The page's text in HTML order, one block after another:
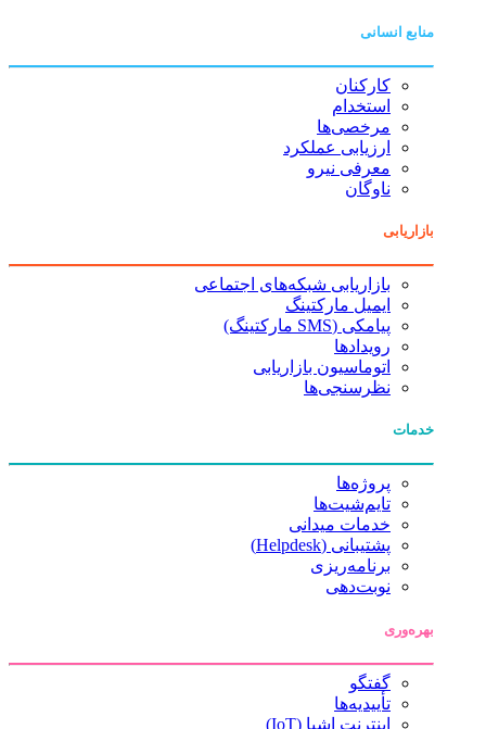
منابع انسانی
کارکنان
استخدام
مرخصی‌ها
ارزیابی عملکرد
معرفی نیرو
ناوگان
بازاریابی
بازاریابی شبکه‌های اجتماعی
ایمیل مارکتینگ
پیامکی (SMS مارکتینگ)
رویدادها
اتوماسیون بازاریابی
نظرسنجی‌ها
خدمات
پروژه‌ها
تایم‌شیت‌ها
خدمات میدانی
پشتیبانی (Helpdesk)
برنامه‌ریزی
نوبت‌دهی
بهره‌وری
گفتگو
تأییدیه‌ها
اینترنت اشیا (IoT)